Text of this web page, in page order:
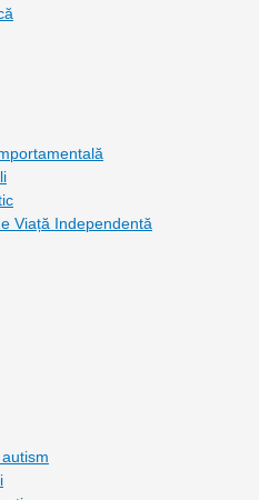
Viață Independentă